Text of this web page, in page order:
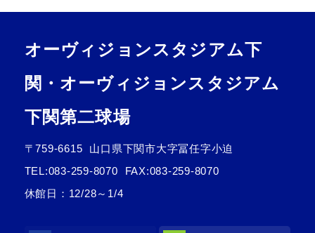
オーヴィジョンスタジアム下
関・オーヴィジョンスタジアム
下関第二球場
〒759-6615
山口県下関市大字冨任字小迫
TEL:083-259-8070
FAX:083-259-8070
休館日：12/28～1/4